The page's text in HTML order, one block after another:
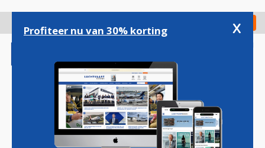
gaan
Check in
Magazine Podcasts Vacatures
Profiteer nu van 30% korting x